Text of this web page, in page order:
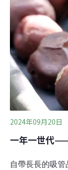
22%，平均每
別來看，下降
趨勢分析的蝴
有22種剩下不
表在《科學》
蝴蝶到稀有且局
應力超強的入
蝶）數量也下
家赫達德（Nick
2024年09月20日
一年一世代
自帶長長的吸